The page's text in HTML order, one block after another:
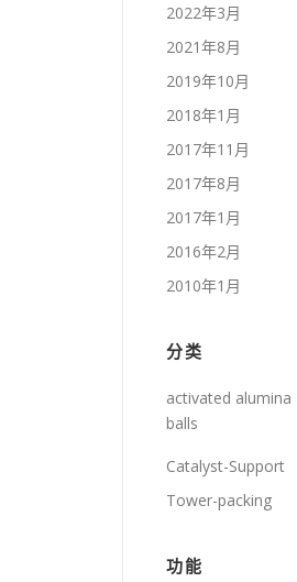
2022年3月
2021年8月
2019年10月
2018年1月
2017年11月
2017年8月
2017年1月
2016年2月
2010年1月
分类
activated alumina
balls
Catalyst-Support
Tower-packing
功能